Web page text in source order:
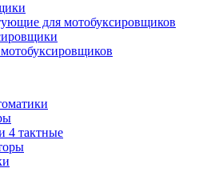
для мотобуксировщиков
4 тактные